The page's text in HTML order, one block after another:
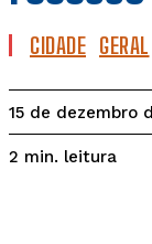
CIDADE GERAL
15 de dezembro
2 min. leitura